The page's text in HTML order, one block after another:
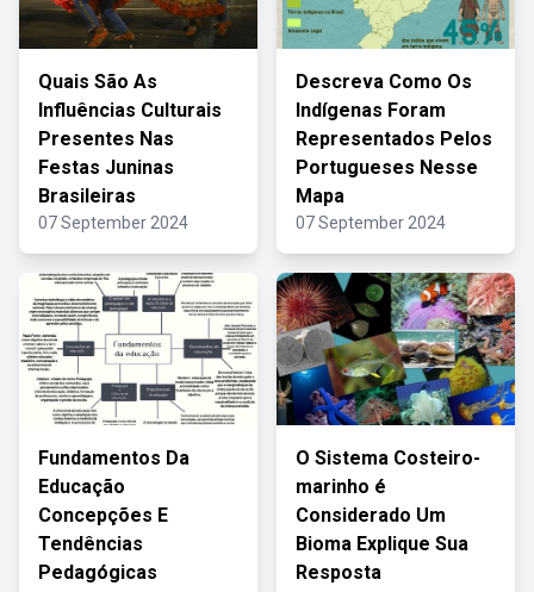
Quais São As
Influências Culturais
Presentes Nas
Festas Juninas
Brasileiras
07 September 2024
Descreva Como Os
Indígenas Foram
Representados Pelos
Portugueses Nesse
Mapa
07 September 2024
Fundamentos Da
Educação
Concepções E
Tendências
Pedagógicas
O Sistema Costeiro-
marinho é
Considerado Um
Bioma Explique Sua
Resposta